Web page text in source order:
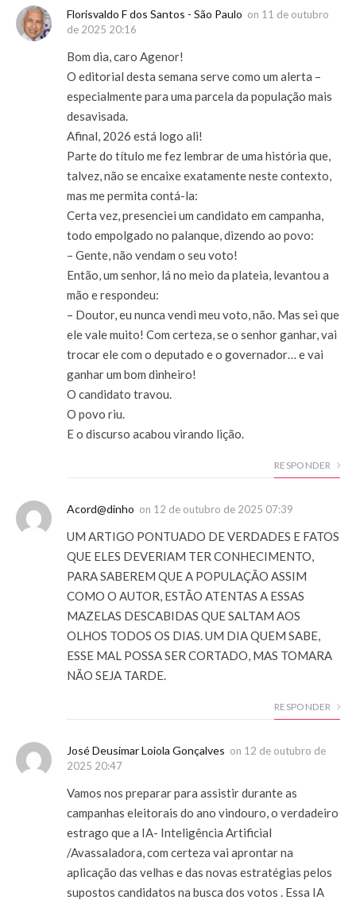
Florisvaldo F dos Santos - São Paulo on 11 de outubro
de 2025 20:16
Bom dia, caro Agenor!
O editorial desta semana serve como um alerta –
especialmente para uma parcela da população mais
desavisada.
Afinal, 2026 está logo ali!
Parte do título me fez lembrar de uma história que,
talvez, não se encaixe exatamente neste contexto,
mas me permita contá-la:
Certa vez, presenciei um candidato em campanha,
todo empolgado no palanque, dizendo ao povo:
– Gente, não vendam o seu voto!
Então, um senhor, lá no meio da plateia, levantou a
mão e respondeu:
– Doutor, eu nunca vendi meu voto, não. Mas sei que
ele vale muito! Com certeza, se o senhor ganhar, vai
trocar ele com o deputado e o governador… e vai
ganhar um bom dinheiro!
O candidato travou.
O povo riu.
E o discurso acabou virando lição.
RESPONDER
Acord@dinho on 12 de outubro de 2025 07:39
UM ARTIGO PONTUADO DE VERDADES E FATOS
QUE ELES DEVERIAM TER CONHECIMENTO,
PARA SABEREM QUE A POPULAÇÃO ASSIM
COMO O AUTOR, ESTÃO ATENTAS A ESSAS
MAZELAS DESCABIDAS QUE SALTAM AOS
OLHOS TODOS OS DIAS. UM DIA QUEM SABE,
ESSE MAL POSSA SER CORTADO, MAS TOMARA
NÃO SEJA TARDE.
RESPONDER
José Deusimar Loiola Gonçalves on 12 de outubro de
2025 20:47
Vamos nos preparar para assistir durante as
campanhas eleitorais do ano vindouro, o verdadeiro
estrago que a IA- Inteligência Artificial
/Avassaladora, com certeza vai aprontar na
aplicação das velhas e das novas estratégias pelos
supostos candidatos na busca dos votos . Essa IA